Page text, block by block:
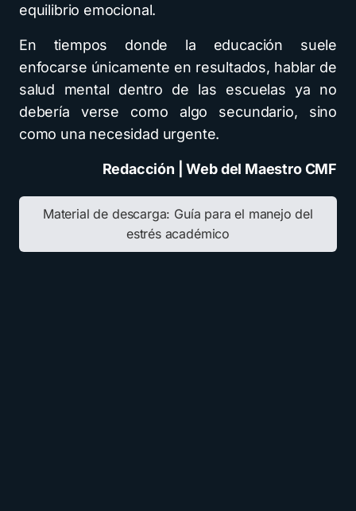
equilibrio emocional.
En tiempos donde la educación suele
enfocarse únicamente en resultados, hablar de
salud mental dentro de las escuelas ya no
debería verse como algo secundario, sino
como una necesidad urgente.
Redacción | Web del Maestro CMF
Material de descarga: Guía para el manejo del
estrés académico